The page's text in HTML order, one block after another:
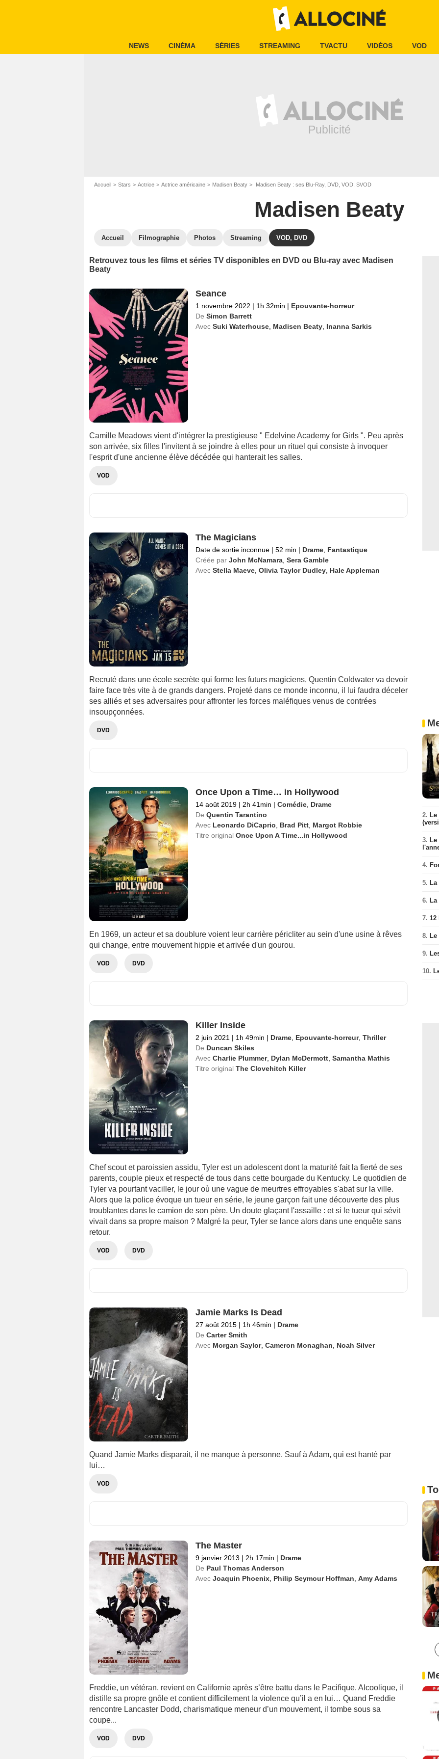
NEWS CINÉMA SÉRIES STREAMING TVACTU VIDÉOS VOD
Accueil Stars Actrice Actrice américaine Madisen Beaty Madisen Beaty : ses Blu-Ray, DVD, VOD, SVOD
Madisen Beaty
Accueil Filmographie Photos Streaming VOD, DVD
Retrouvez tous les films et séries TV disponibles en DVD ou Blu-ray avec Madisen
Beaty
Seance
1 novembre 2022 | 1h 32min | Epouvante-horreur
De Simon Barrett
Avec Suki Waterhouse, Madisen Beaty, Inanna Sarkis
Camille Meadows vient d'intégrer la prestigieuse " Edelvine Academy for Girls ". Peu après
son arrivée, six filles l'invitent à se joindre à elles pour un rituel qui consiste à invoquer
l'esprit d'une ancienne élève décédée qui hanterait les salles.
VOD
The Magicians
Date de sortie inconnue | 52 min | Drame, Fantastique
Créée par John McNamara, Sera Gamble
Avec Stella Maeve, Olivia Taylor Dudley, Hale Appleman
Recruté dans une école secrète qui forme les futurs magiciens, Quentin Coldwater va devoir
faire face très vite à de grands dangers. Projeté dans ce monde inconnu, il lui faudra déceler
ses alliés et ses adversaires pour affronter les forces maléfiques venus de contrées
insoupçonnées.
DVD
Once Upon a Time… in Hollywood
14 août 2019 | 2h 41min | Comédie, Drame
De Quentin Tarantino
Avec Leonardo DiCaprio Brad Pitt, Margot Robbie
Titre original Once Upon A Time...in Hollywood
En 1969, un acteur et sa doublure voient leur carrière péricliter au sein d'une usine à rêves
qui change, entre mouvement hippie et arrivée d'un gourou.
VOD DVD
Killer Inside
2 juin 2021 | 1h 49min | Drame, Epouvante-horreur, Thriller
De Duncan Skiles
Avec Charlie Plummer, Dylan McDermott, Samantha Mathis
Titre original The Clovehitch Killer
Chef scout et paroissien assidu, Tyler est un adolescent dont la maturité fait la fierté de ses
parents, couple pieux et respecté de tous dans cette bourgade du Kentucky. Le quotidien de
Tyler va pourtant vaciller, le jour où une vague de meurtres effroyables s'abat sur la ville.
Alors que la police évoque un tueur en série, le jeune garçon fait une découverte des plus
troublantes dans le camion de son père. Un doute glaçant l'assaille : et si le tueur qui sévit
vivait dans sa propre maison ? Malgré la peur, Tyler se lance alors dans une enquête sans
retour.
VOD DVD
Jamie Marks Is Dead
27 août 2015 | 1h 46min | Drame
De Carter Smith
Avec Morgan Saylor, Cameron Monaghan Noah Silver
Quand Jamie Marks disparait, il ne manque à personne. Sauf à Adam, qui est hanté par
lui…
VOD
The Master
9 janvier 2013 | 2h 17min | Drame
De Paul Thomas Anderson
Avec Joaquin Phoenix, Philip Seymour Hoffman Amy Adams
Freddie, un vétéran, revient en Californie après s’être battu dans le Pacifique. Alcoolique, il
distille sa propre gnôle et contient difficilement la violence qu’il a en lui… Quand Freddie
rencontre Lancaster Dodd, charismatique meneur d’un mouvement, il tombe sous sa
coupe...
VOD DVD
2.
3.
4.
5.
6.
7. 12
8.
9.
10.